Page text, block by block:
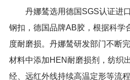
丹娜鸶选用德国SGS认证进
钢扣，德国品牌AB胶，根据科学
度耐磨损。丹娜鸶研发部门不断
材料中添加HEN耐磨损剂，纺织
经、远红外线持续高温定形等流